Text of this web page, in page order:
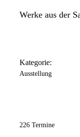
Werke aus der
Kategorie:
Ausstellung
226 Termine